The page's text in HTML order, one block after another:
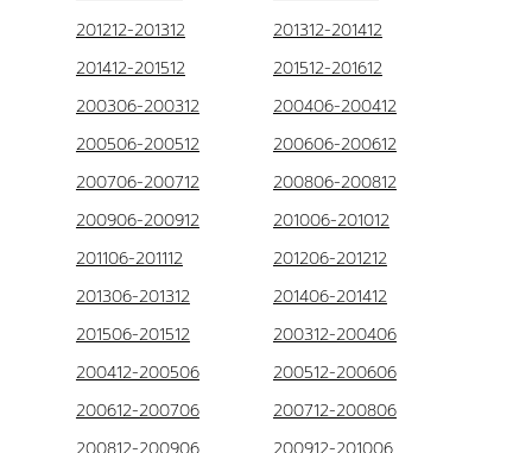
201212-201312
201312-201412
201412-201512
201512-201612
200306-200312
200406-200412
200506-200512
200606-200612
200706-200712
200806-200812
200906-200912
201006-201012
201106-201112
201206-201212
201306-201312
201406-201412
201506-201512
200312-200406
200412-200506
200512-200606
200612-200706
200712-200806